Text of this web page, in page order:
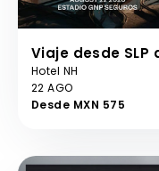
Viaje desde SLP
Hotel NH
22 AGO
Desde MXN 575